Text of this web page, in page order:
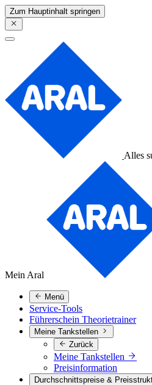
Zum Hauptinhalt springen
Alles
Mein Aral
Menü
Service-Tools
Führerschein Theorietrainer
Meine Tankstellen
Zurück
Meine Tankstellen
Preisinformation
Durchschnittspreise &